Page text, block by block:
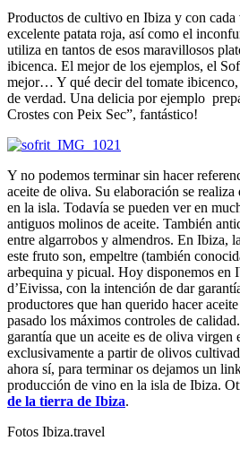
Productos de cultivo en Ibiza y con
excelente patata roja, así como el
utiliza en tantos de esos maravillosos
ibicenca. El mejor de los ejemplos, el
mejor… Y qué decir del tomate ibicenco,
de verdad. Una delicia por ejemplo
Crostes con Peix Sec”, fantástico!
Y no podemos terminar sin hacer
aceite de oliva. Su elaboración se realiza
en la isla. Todavía se pueden ver en
antiguos molinos de aceite. También
entre algarrobos y almendros. En Ibiza,
este fruto son, empeltre (también
arbequina y picual. Hoy disponemos en
d’Eivissa, con la intención de dar
productores que han querido hacer
pasado los máximos controles de
garantía que un aceite es de oliva
exclusivamente a partir de olivos
ahora sí, para terminar os dejamos un
producción de vino en la isla de Ibiza.
de la tierra de Ibiza.
Fotos Ibiza.travel